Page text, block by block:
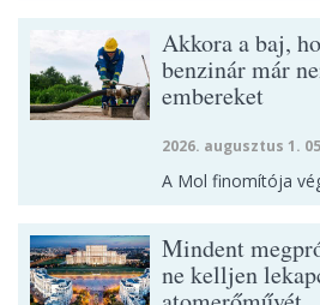
Akkora a baj,
benzinár már
embereket
2026. augusztus 1.
A Mol finomítója
Mindent
ne kelljen